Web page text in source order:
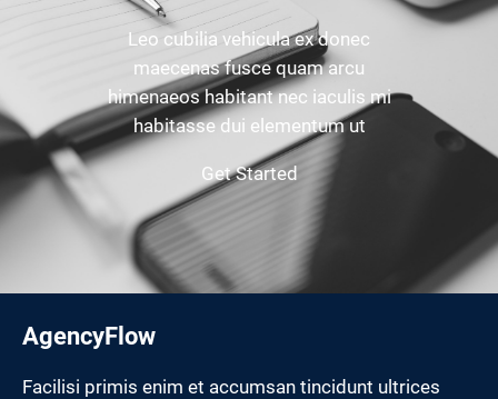
Leo cubilia vehicula ex donec
maecenas fusce quam arcu
himenaeos habitant nec iaculis mi
habitasse dui elementum ut
Get Started
AgencyFlow
Facilisi primis enim et accumsan tincidunt ultrices